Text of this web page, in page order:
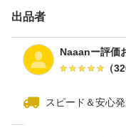
出品者
Naaanー評価
（
スピード＆安心